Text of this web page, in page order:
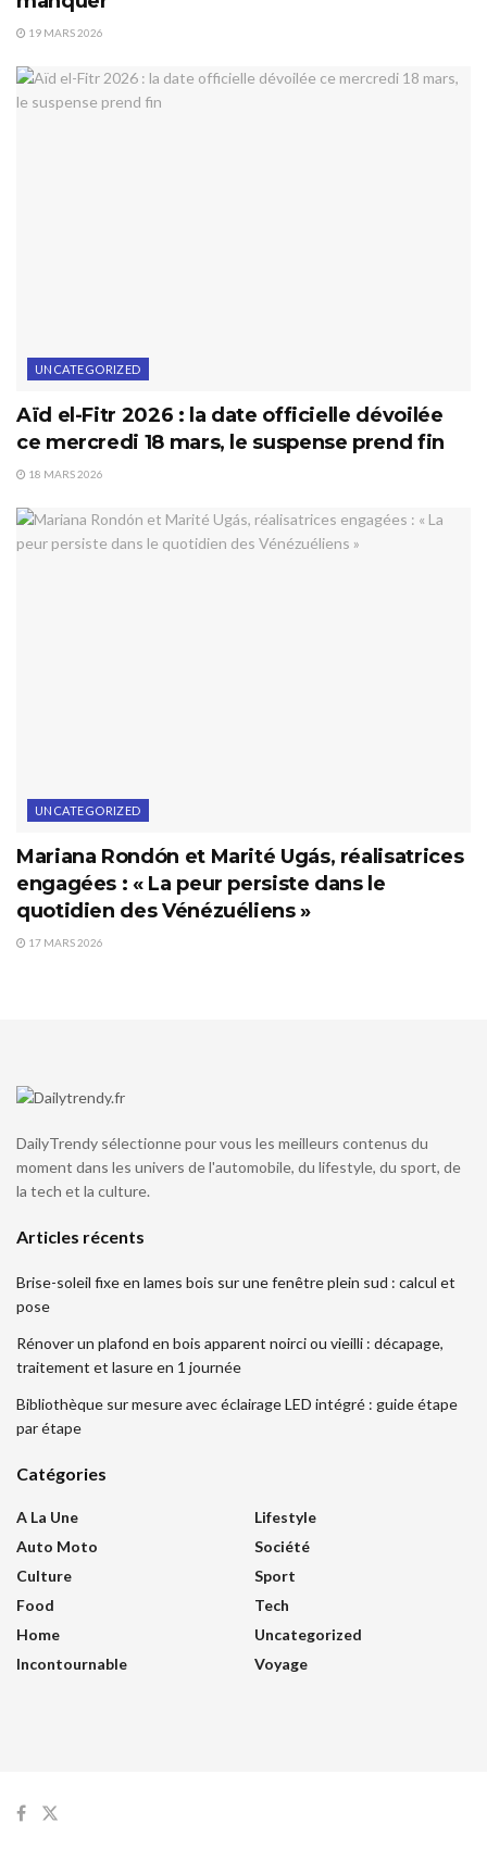
19 MARS 2026
UNCATEGORIZED
Aïd el-Fitr 2026 : la date officielle dévoilée
ce mercredi 18 mars, le suspense prend fin
18 MARS 2026
UNCATEGORIZED
Mariana Rondón et Marité Ugás, réalisatrices
engagées : « La peur persiste dans le
quotidien des Vénézuéliens »
17 MARS 2026
DailyTrendy sélectionne pour vous les meilleurs contenus du
moment dans les univers de l'automobile, du lifestyle, du sport, de
la tech et la culture.
Articles récents
Brise-soleil fixe en lames bois sur une fenêtre plein sud : calcul et
pose
Rénover un plafond en bois apparent noirci ou vieilli : décapage,
traitement et lasure en 1 journée
Bibliothèque sur mesure avec éclairage LED intégré : guide étape
par étape
Catégories
A La Une
Auto Moto
Culture
Food
Home
Incontournable
Lifestyle
Société
Sport
Tech
Uncategorized
Voyage